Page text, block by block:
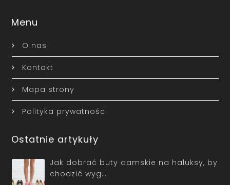
Menu
O nas
Kontakt
Mapa strony
Polityka prywatności
Ostatnie artykuły
Jak dobrać buty damskie na haluksy, by
chodzić wyg…